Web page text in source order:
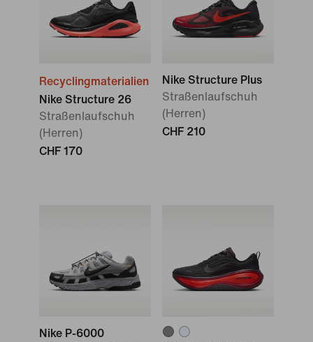
Recyclingmaterialien
Nike Structure 26
Straßenlaufschuh
(Herren)
CHF 170
Nike Structure Plus
Straßenlaufschuh
(Herren)
CHF 210
Nike P-6000